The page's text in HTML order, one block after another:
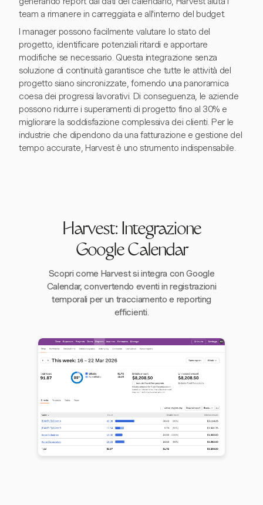
team a rimanere in carreggiata e all'interno del budget.
I manager possono facilmente valutare lo stato del
progetto, identificare potenziali ritardi e apportare
modifiche se necessario. Questa integrazione senza
soluzione di continuità garantisce che tutte le attività del
progetto siano sincronizzate, fornendo una panoramica
coesa dei progressi lavorativi. Di conseguenza, le aziende
possono ridurre i superamenti di progetto fino al 30% e
migliorare la soddisfazione complessiva dei clienti. Per le
industrie che dipendono da una fatturazione e gestione del
tempo accurate, Harvest è uno strumento indispensabile.
Harvest: Integrazione
Google Calendar
Scopri come Harvest si integra con Google
Calendar, convertendo eventi in registrazioni
temporali per un tracciamento e reporting
efficienti.